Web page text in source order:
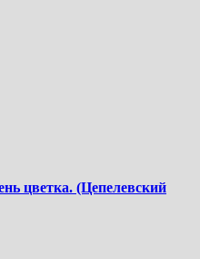
цветка. (Цепелевский